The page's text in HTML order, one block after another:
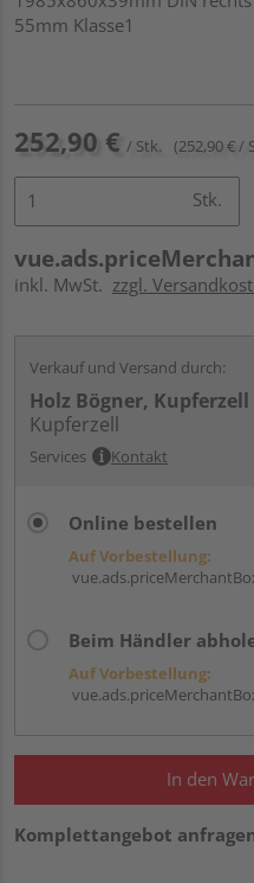
55mm Klasse1
252,90 € / Stk. (252,90 € /
Stk.
inkl. MwSt. zzgl.
Verkauf und Versand durch:
Holz Bögner, Kupferzell
Kupferzell
Services Kontakt
Online bestellen
Auf Vorbestellung:
Beim Händler
Auf Vorbestellung:
In den
Komplettangebot